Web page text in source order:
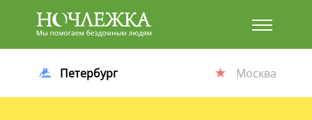
Баннер
Петербург Москва